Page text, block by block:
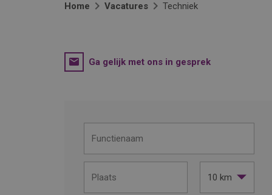
Home Vacatures Techniek
Ga gelijk met ons in gesprek
10 km